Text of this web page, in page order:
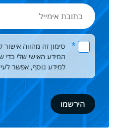
כתובת
אימייל
leave this field empty.
*
סימון זה מהווה
המידע האישי שלי כדי
למידע נוסף, אפשר